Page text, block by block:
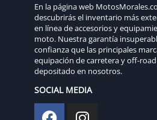
En la página web
descubrirás el inventario más
en línea de accesorios y
moto. Nuestra garantía
confianza que las principales
equipación de carretera y off-
depositado en nosotros.
SOCIAL MEDIA